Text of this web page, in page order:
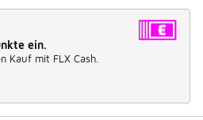
ein.
Kauf mit FLX Cash.